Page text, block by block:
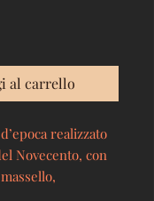
al carrello
realizzato
Novecento, con